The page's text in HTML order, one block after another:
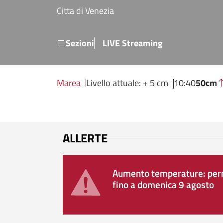
Salta al contenuto principale
Citta di Venezia
SezioniMenu secondario
LIVE Streaming
Marea Livello attuale: + 5 cm 10:4050cm
ALLERTE
Aumento temperature:
fino a domenica 9 agosto